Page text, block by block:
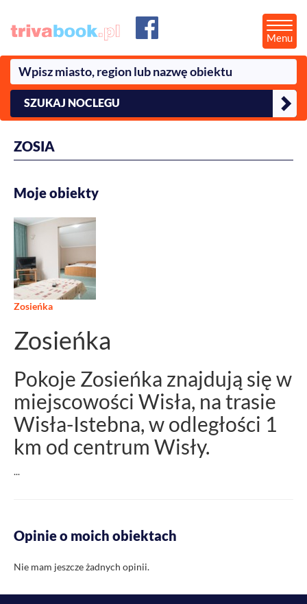
Menu
SZUKAJ NOCLEGU
ZOSIA
Moje obiekty
Zosieńka
Zosieńka
Pokoje Zosieńka znajdują się w
miejscowości Wisła, na trasie
Wisła-Istebna, w odległości 1
km od centrum Wisły.
...
Opinie o moich obiektach
Nie mam jeszcze żadnych opinii.